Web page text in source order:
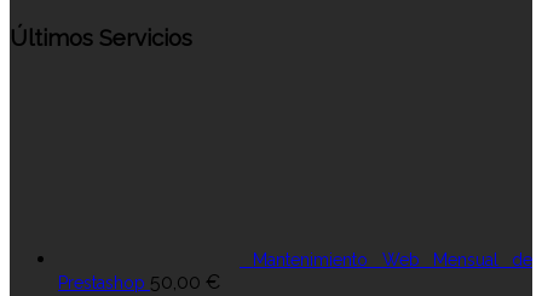
Últimos Servicios
Mantenimiento Web Mensual de
Prestashop 50,00 €